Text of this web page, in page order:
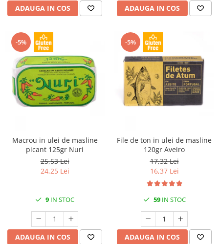
ADAUGA IN COS ADAUGA IN COS
-5%
Macrou in ulei de masline
picant 125gr Nuri
25,53 Lei
24,25 Lei
9 IN STOC
ADAUGA IN COS
-5%
File de ton in ulei de masline
120gr Aveiro
17,32 Lei
16,37 Lei
59IN STOC
ADAUGA IN COS